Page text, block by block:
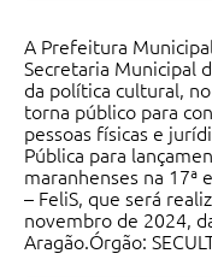
A Prefeitura
Secretaria Municipal
da política cultural,
torna público para
pessoas físicas e
Pública para
maranhenses na 17ª
– FeliS, que será
novembro de 2024,
Aragão.Órgão: